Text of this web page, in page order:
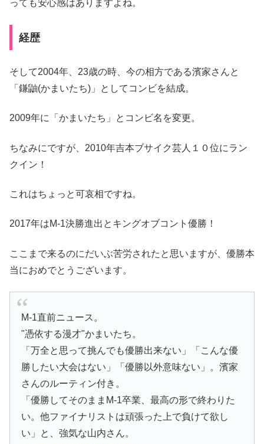
っても安心感はありますよね。
経歴
そして2004年、23歳の時、今の相方である濱家さんと
「鎌鼬(かまいたち)」としてコンビを結成。
2009年に「かまいたち」とコンビ名を変更。
ちなみにですが、2010年吉本ブサイク芸人１０位にラン
クイン！
これはちょっと可哀相ですね。
2017年はM-1決勝進出とキングオブコント優勝！
ここまで来るのにだいぶ苦労されたと思いますが、優勝本
当におめでとうございます。
M-1直前ニュース。
"憑依する漫才"かまいたち。
「万全と思って挑んでも優勝出来ない」「こんな優
勝したい大会はない」「優勝以外意味ない」。濱家
さんのルーティン付き。
「優勝してそのままM-1卒業、最高の形で終わりた
い。他ファイナリストは頑張った上で負けて欲し
い」と、強気な山内さん。